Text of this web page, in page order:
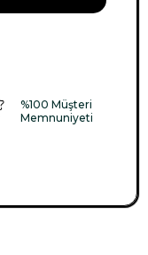
%100 Müşteri
Memnuniyeti